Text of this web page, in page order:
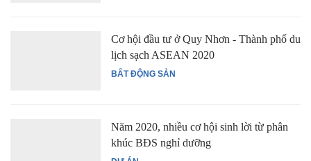
BẤT ĐỘNG SẢN
Cơ hội đầu tư ở Quy Nhơn - Thành phố du
lịch sạch ASEAN 2020
Năm 2020, nhiều cơ hội sinh lời từ phân
khúc BĐS nghỉ dưỡng